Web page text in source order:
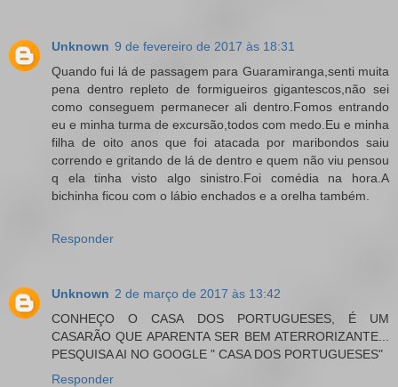
Unknown 9 de fevereiro de 2017 às 18:31
Quando fui lá de passagem para Guaramiranga,senti muita
pena dentro repleto de formigueiros gigantescos,não sei
como conseguem permanecer ali dentro.Fomos entrando
eu e minha turma de excursão,todos com medo.Eu e minha
filha de oito anos que foi atacada por maribondos saiu
correndo e gritando de lá de dentro e quem não viu pensou
q ela tinha visto algo sinistro.Foi comédia na hora.A
bichinha ficou com o lábio enchados e a orelha também.
Responder
Unknown 2 de março de 2017 às 13:42
CONHEÇO O CASA DOS PORTUGUESES, É UM
CASARÃO QUE APARENTA SER BEM ATERRORIZANTE...
PESQUISA AI NO GOOGLE " CASA DOS PORTUGUESES"
Responder